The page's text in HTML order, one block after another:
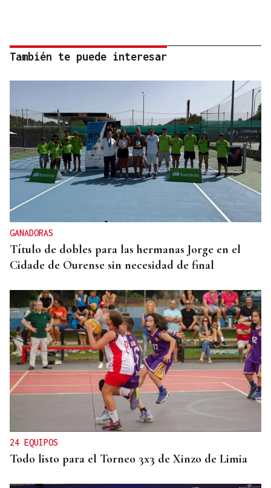
También te puede interesar
GANADORAS
Título de dobles para las hermanas Jorge en el
Cidade de Ourense sin necesidad de final
24 EQUIPOS
Todo listo para el Torneo 3x3 de Xinzo de Limia